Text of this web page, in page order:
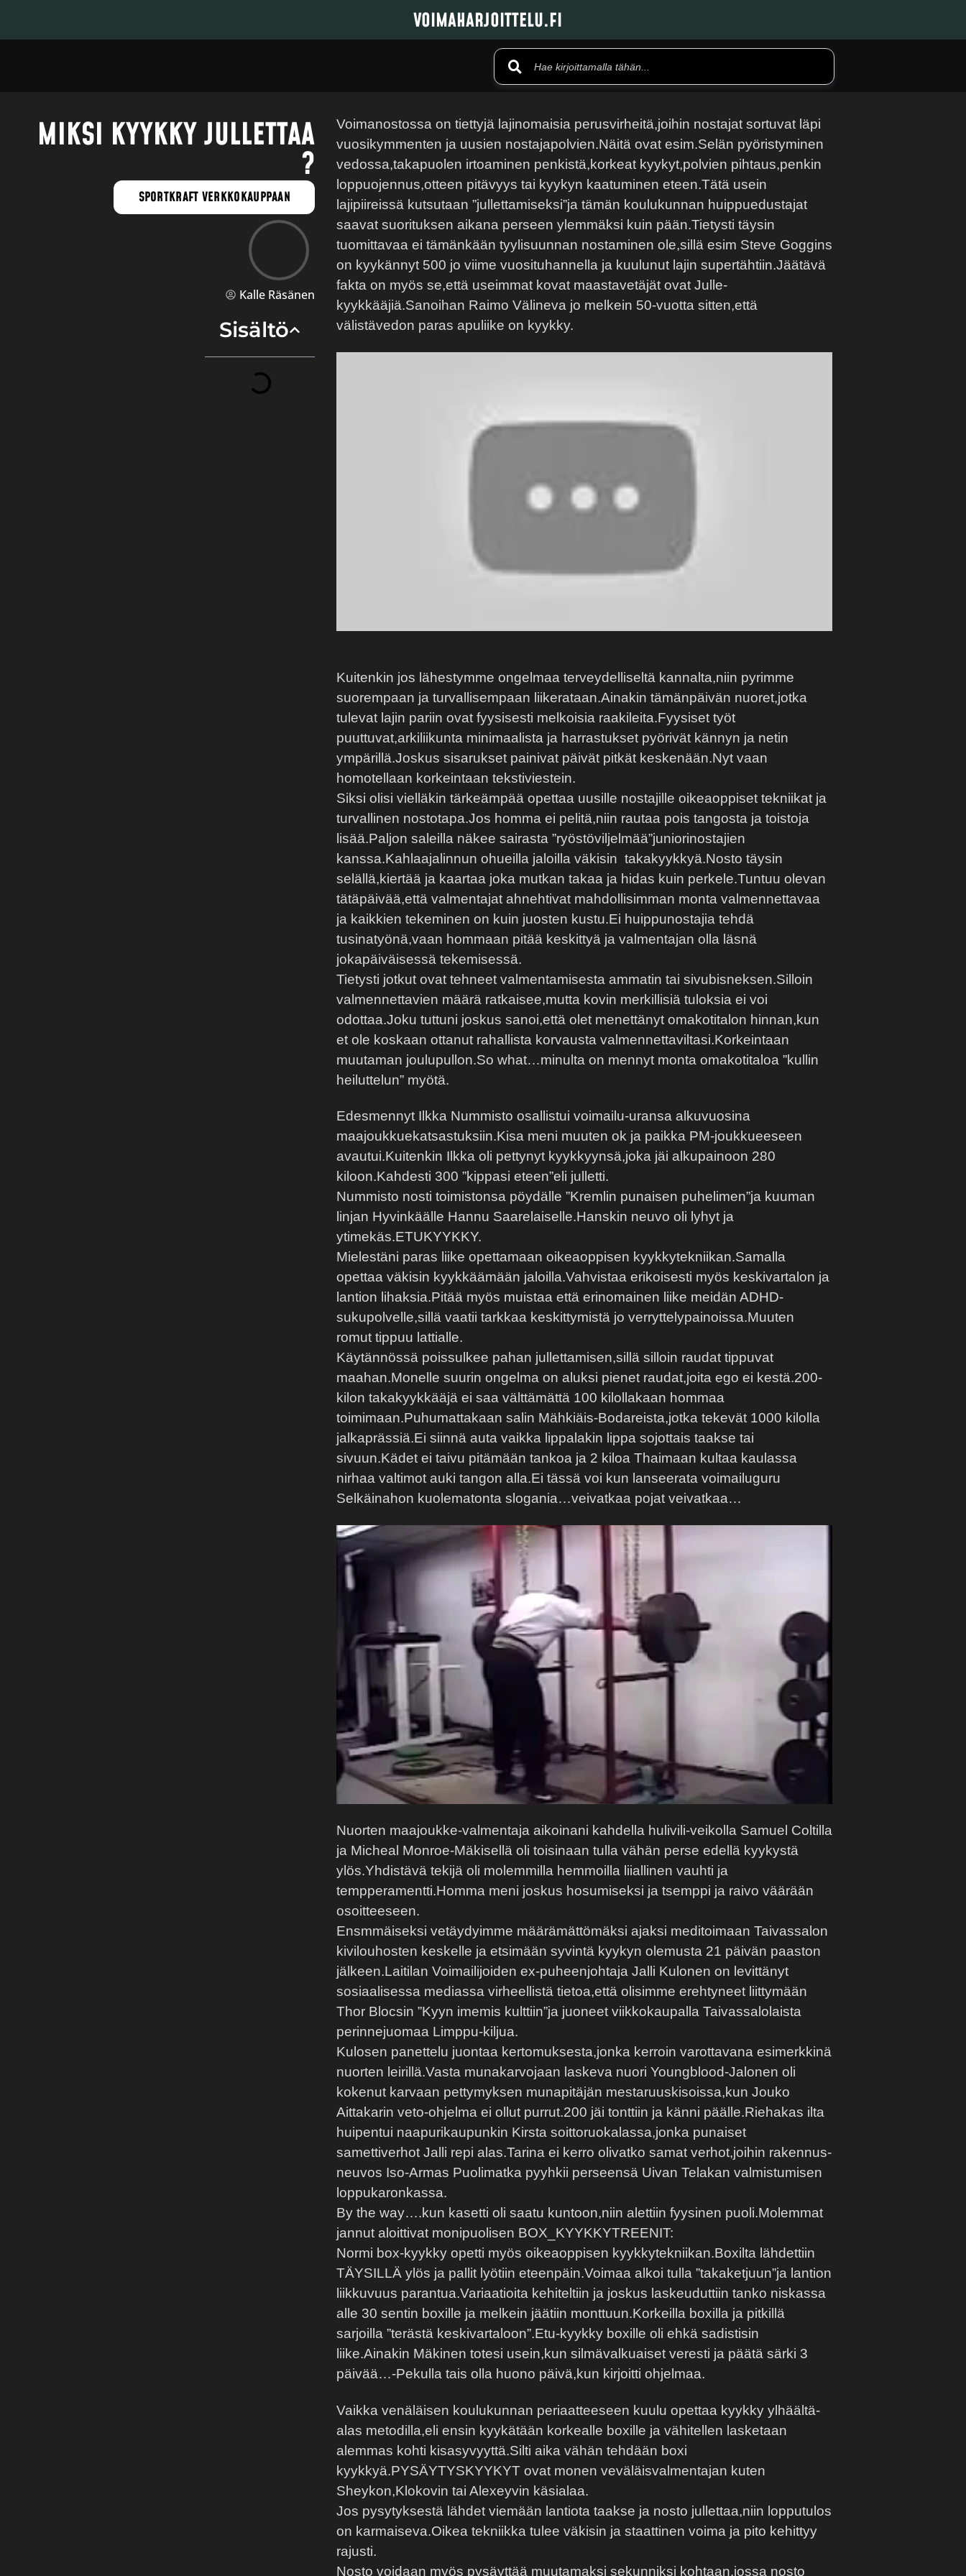
VOIMAHARJOITTELU.FI
MIKSI KYYKKY JULLETTAA
?
SPORTKRAFT VERKKOKAUPPAAN
Kalle Räsänen
Sisältö
Voimanostossa on tiettyjä lajinomaisia perusvirheitä,joihin nostajat sortuvat läpi
vuosikymmenten ja uusien nostajapolvien.Näitä ovat esim.Selän pyöristyminen
vedossa,takapuolen irtoaminen penkistä,korkeat kyykyt,polvien pihtaus,penkin
loppuojennus,otteen pitävyys tai kyykyn kaatuminen eteen.Tätä usein
lajipiireissä kutsutaan ”jullettamiseksi”ja tämän koulukunnan huippuedustajat
saavat suorituksen aikana perseen ylemmäksi kuin pään.Tietysti täysin
tuomittavaa ei tämänkään tyylisuunnan nostaminen ole,sillä esim Steve Goggins
on kyykännyt 500 jo viime vuosituhannella ja kuulunut lajin supertähtiin.Jäätävä
fakta on myös se,että useimmat kovat maastavetäjät ovat Julle-
kyykkääjiä.Sanoihan Raimo Välineva jo melkein 50-vuotta sitten,että
välistävedon paras apuliike on kyykky.
Kuitenkin jos lähestymme ongelmaa terveydelliseltä kannalta,niin pyrimme
suorempaan ja turvallisempaan liikerataan.Ainakin tämänpäivän nuoret,jotka
tulevat lajin pariin ovat fyysisesti melkoisia raakileita.Fyysiset työt
puuttuvat,arkiliikunta minimaalista ja harrastukset pyörivät kännyn ja netin
ympärillä.Joskus sisarukset painivat päivät pitkät keskenään.Nyt vaan
homotellaan korkeintaan tekstiviestein.
Siksi olisi vielläkin tärkeämpää opettaa uusille nostajille oikeaoppiset tekniikat ja
turvallinen nostotapa.Jos homma ei pelitä,niin rautaa pois tangosta ja toistoja
lisää.Paljon saleilla näkee sairasta ”ryöstöviljelmää”juniorinostajien
kanssa.Kahlaajalinnun ohueilla jaloilla väkisin takakyykkyä.Nosto täysin
selällä,kiertää ja kaartaa joka mutkan takaa ja hidas kuin perkele.Tuntuu olevan
tätäpäivää,että valmentajat ahnehtivat mahdollisimman monta valmennettavaa
ja kaikkien tekeminen on kuin juosten kustu.Ei huippunostajia tehdä
tusinatyönä,vaan hommaan pitää keskittyä ja valmentajan olla läsnä
jokapäiväisessä tekemisessä.
Tietysti jotkut ovat tehneet valmentamisesta ammatin tai sivubisneksen.Silloin
valmennettavien määrä ratkaisee,mutta kovin merkillisiä tuloksia ei voi
odottaa.Joku tuttuni joskus sanoi,että olet menettänyt omakotitalon hinnan,kun
et ole koskaan ottanut rahallista korvausta valmennettaviltasi.Korkeintaan
muutaman joulupullon.So what…minulta on mennyt monta omakotitaloa ”kullin
heiluttelun” myötä.
Edesmennyt Ilkka Nummisto osallistui voimailu-uransa alkuvuosina
maajoukkuekatsastuksiin.Kisa meni muuten ok ja paikka PM-joukkueeseen
avautui.Kuitenkin Ilkka oli pettynyt kyykkyynsä,joka jäi alkupainoon 280
kiloon.Kahdesti 300 ”kippasi eteen”eli julletti.
Nummisto nosti toimistonsa pöydälle ”Kremlin punaisen puhelimen”ja kuuman
linjan Hyvinkäälle Hannu Saarelaiselle.Hanskin neuvo oli lyhyt ja
ytimekäs.ETUKYYKKY.
Mielestäni paras liike opettamaan oikeaoppisen kyykkytekniikan.Samalla
opettaa väkisin kyykkäämään jaloilla.Vahvistaa erikoisesti myös keskivartalon ja
lantion lihaksia.Pitää myös muistaa että erinomainen liike meidän ADHD-
sukupolvelle,sillä vaatii tarkkaa keskittymistä jo verryttelypainoissa.Muuten
romut tippuu lattialle.
Käytännössä poissulkee pahan jullettamisen,sillä silloin raudat tippuvat
maahan.Monelle suurin ongelma on aluksi pienet raudat,joita ego ei kestä.200-
kilon takakyykkääjä ei saa välttämättä 100 kilollakaan hommaa
toimimaan.Puhumattakaan salin Mähkiäis-Bodareista,jotka tekevät 1000 kilolla
jalkaprässiä.Ei siinnä auta vaikka lippalakin lippa sojottais taakse tai
sivuun.Kädet ei taivu pitämään tankoa ja 2 kiloa Thaimaan kultaa kaulassa
nirhaa valtimot auki tangon alla.Ei tässä voi kun lanseerata voimailuguru
Selkäinahon kuolematonta slogania…veivatkaa pojat veivatkaa…
Nuorten maajoukke-valmentaja aikoinani kahdella hulivili-veikolla Samuel Coltilla
ja Micheal Monroe-Mäkisellä oli toisinaan tulla vähän perse edellä kyykystä
ylös.Yhdistävä tekijä oli molemmilla hemmoilla liiallinen vauhti ja
tempperamentti.Homma meni joskus hosumiseksi ja tsemppi ja raivo väärään
osoitteeseen.
Ensmmäiseksi vetäydyimme määrämättömäksi ajaksi meditoimaan Taivassalon
kivilouhosten keskelle ja etsimään syvintä kyykyn olemusta 21 päivän paaston
jälkeen.Laitilan Voimailijoiden ex-puheenjohtaja Jalli Kulonen on levittänyt
sosiaalisessa mediassa virheellistä tietoa,että olisimme erehtyneet liittymään
Thor Blocsin ”Kyyn imemis kulttiin”ja juoneet viikkokaupalla Taivassalolaista
perinnejuomaa Limppu-kiljua.
Kulosen panettelu juontaa kertomuksesta,jonka kerroin varottavana esimerkkinä
nuorten leirillä.Vasta munakarvojaan laskeva nuori Youngblood-Jalonen oli
kokenut karvaan pettymyksen munapitäjän mestaruuskisoissa,kun Jouko
Aittakarin veto-ohjelma ei ollut purrut.200 jäi tonttiin ja känni päälle.Riehakas ilta
huipentui naapurikaupunkin Kirsta soittoruokalassa,jonka punaiset
samettiverhot Jalli repi alas.Tarina ei kerro olivatko samat verhot,joihin rakennus-
neuvos Iso-Armas Puolimatka pyyhkii perseensä Uivan Telakan valmistumisen
loppukaronkassa.
By the way….kun kasetti oli saatu kuntoon,niin alettiin fyysinen puoli.Molemmat
jannut aloittivat monipuolisen BOX_KYYKKYTREENIT:
Normi box-kyykky opetti myös oikeaoppisen kyykkytekniikan.Boxilta lähdettiin
TÄYSILLÄ ylös ja pallit lyötiin eteenpäin.Voimaa alkoi tulla ”takaketjuun”ja lantion
liikkuvuus parantua.Variaatioita kehiteltiin ja joskus laskeuduttiin tanko niskassa
alle 30 sentin boxille ja melkein jäätiin monttuun.Korkeilla boxilla ja pitkillä
sarjoilla ”terästä keskivartaloon”.Etu-kyykky boxille oli ehkä sadistisin
liike.Ainakin Mäkinen totesi usein,kun silmävalkuaiset veresti ja päätä särki 3
päivää…-Pekulla tais olla huono päivä,kun kirjoitti ohjelmaa.
Vaikka venäläisen koulukunnan periaatteeseen kuulu opettaa kyykky ylhäältä-
alas metodilla,eli ensin kyykätään korkealle boxille ja vähitellen lasketaan
alemmas kohti kisasyvyyttä.Silti aika vähän tehdään boxi
kyykkyä.PYSÄYTYSKYYKYT ovat monen veväläisvalmentajan kuten
Sheykon,Klokovin tai Alexeyvin käsialaa.
Jos pysytyksestä lähdet viemään lantiota taakse ja nosto jullettaa,niin lopputulos
on karmaiseva.Oikea tekniikka tulee väkisin ja staattinen voima ja pito kehittyy
rajusti.
Nosto voidaan myös pysäyttää muutamaksi sekunniksi kohtaan,jossa nosto